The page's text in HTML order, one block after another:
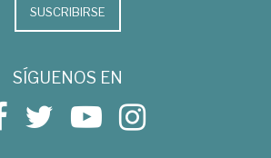
SUSCRIBIRSE
SÍGUENOS EN